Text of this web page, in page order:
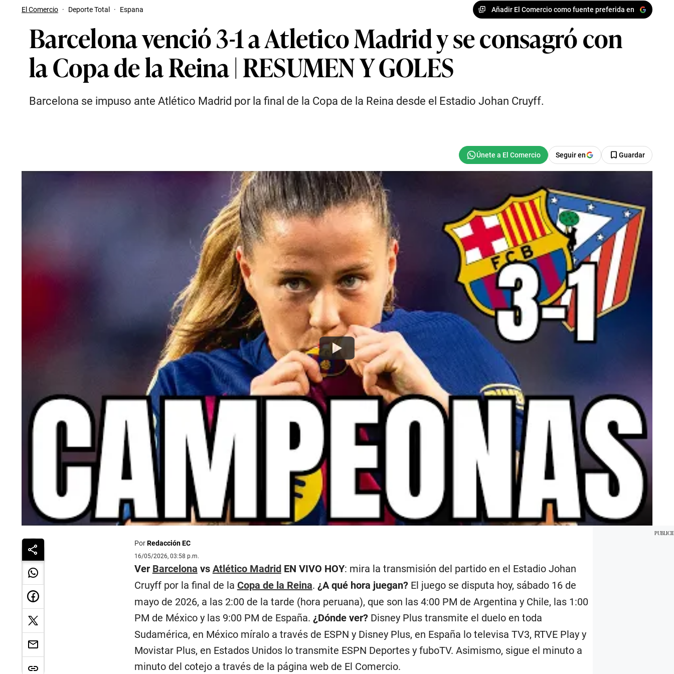
El Comercio · Deporte Total · Espana Añadir El Comercio como fuente preferida en
Barcelona venció 3-1 a Atletico Madrid y se consagró con
la Copa de la Reina | RESUMEN Y GOLES
Barcelona se impuso ante Atlético Madrid por la final de la Copa de la Reina desde el Estadio Johan Cruyff.
Seguir en Guardar
PorRedacción EC
16/05/2026, 03:58 p.m.
Ver Barcelona vs Atlético MadridEN VIVO HOY: mira la transmisión del partido en el Estadio Johan
Cruyff por la final de la Copa de la Reina. ¿A qué hora juegan?El juego se disputa hoy, sábado 16 de
mayo de 2026, a las 2:00 de la tarde (hora peruana), que son las 4:00 PM de Argentina y Chile, las 1:00
PM de México y las 9:00 PM de España. ¿Dónde ver?Disney Plus transmite el duelo en toda
Sudamérica, en México míralo a través de ESPN y Disney Plus, en España lo televisa TV3, RTVE Play y
Movistar Plus, en Estados Unidos lo transmite ESPN Deportes y fuboTV. Asimismo, sigue el minuto a
minuto del cotejo a través de la página web de El Comercio.